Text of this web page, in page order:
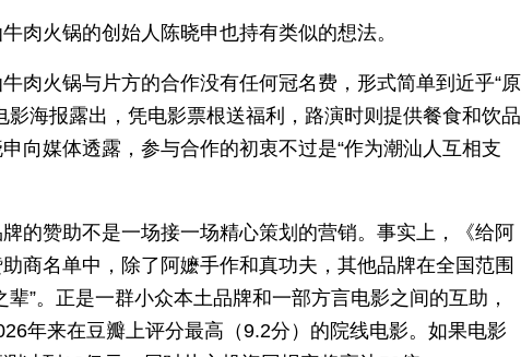
肉火锅的创始人陈晓申也持有类似的想法。
肉火锅与片方的合作没有任何冠名费，形式简单到近乎“原
影海报露出，凭电影票根送福利，路演时则提供餐食和饮品
向媒体透露，参与合作的初衷不过是“作为潮汕人互相支
的赞助不是一场接一场精心策划的营销。事实上，《给阿
商名单中，除了阿嬷手作和真功夫，其他品牌在全国范围
辈”。正是一群小众本土品牌和一部方言电影之间的互助，
年来在豆瓣上评分最高（9.2分）的院线电影。如果电影